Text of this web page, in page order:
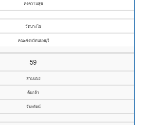
คงความสุข
วัดบางไผ่
คณะจังหวัดนนทบุรี
59
สามเณร
ต้นกล้า
จันทรัตน์